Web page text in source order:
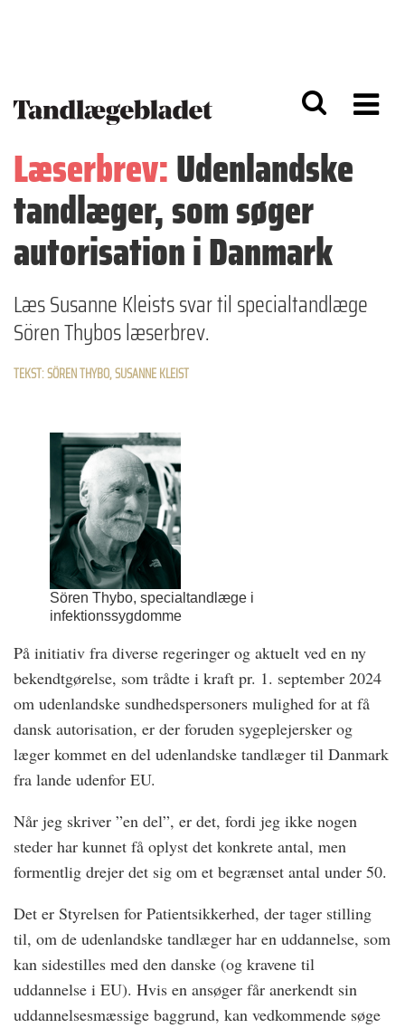
Læserbrev:Udenlandske
tandlæger, som søger
autorisation i Danmark
Læs Susanne Kleists svar til specialtandlæge
Sören Thybos læserbrev.
TEKST: SÖREN THYBO, SUSANNE KLEIST
Sören Thybo, specialtandlæge i
infektionssygdomme
På initiativ fra diverse regeringer og aktuelt ved en ny
bekendtgørelse, som trådte i kraft pr. 1. september 2024
om udenlandske sundhedspersoners mulighed for at få
dansk autorisation, er der foruden sygeplejersker og
læger kommet en del udenlandske tandlæger til Danmark
fra lande udenfor EU.
Når jeg skriver ”en del”, er det, fordi jeg ikke nogen
steder har kunnet få oplyst det konkrete antal, men
formentlig drejer det sig om et begrænset antal under 50.
Det er Styrelsen for Patientsikkerhed, der tager stilling
til, om de udenlandske tandlæger har en uddannelse, som
kan sidestilles med den danske (og kravene til
uddannelse i EU). Hvis en ansøger får anerkendt sin
uddannelsesmæssige baggrund, kan vedkommende søge